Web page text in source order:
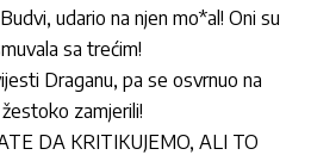
udario na njen mo*al! Oni su
sa trećim!
Draganu, pa se osvrnuo na
zamjerili!
DA KRITIKUJEMO, ALI TO